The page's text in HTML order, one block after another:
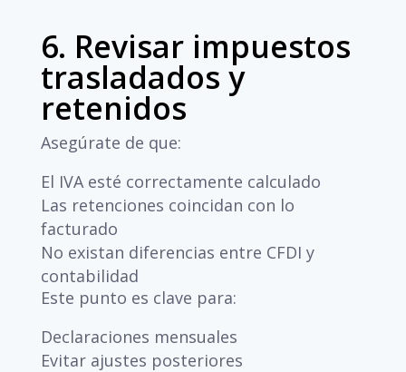
6. Revisar impuestos
trasladados y
retenidos
Asegúrate de que:
El IVA esté correctamente calculado
Las retenciones coincidan con lo
facturado
No existan diferencias entre CFDI y
contabilidad
Este punto es clave para:
Declaraciones mensuales
Evitar ajustes posteriores